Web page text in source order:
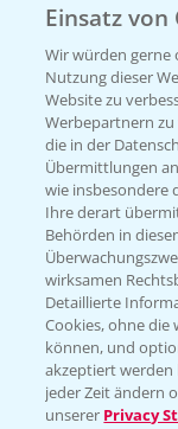
T.+49
KONTAKT
Hilfe in
T.+49
Einsatz von
Wir würden gerne
Nutzung dieser
Website zu
Werbepartnern
die in der
Übermittlungen
wie insbesondere
Ihre derart
Behörden in
wirksamen
Detaillierte
Cookies, ohne die
können, und
akzeptiert werden
jeder Zeit ändern
unserer Privacy